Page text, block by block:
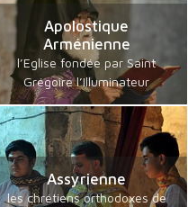
Apolostique
Arménienne
l’Eglise fondée par Saint
Grégoire l’Illuminateur
Assyrienne
les chrétiens orthodoxes de